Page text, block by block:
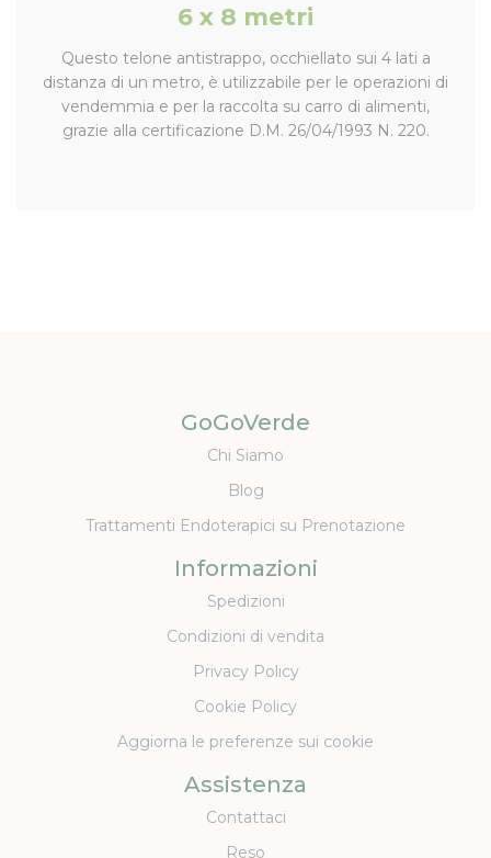
6 x 8 metri
Questo telone antistrappo, occhiellato sui 4 lati a
distanza di un metro, è utilizzabile per le operazioni di
vendemmia e per la raccolta su carro di alimenti,
grazie alla certificazione D.M. 26/04/1993 N. 220.
GoGoVerde
Chi Siamo
Blog
Trattamenti Endoterapici su Prenotazione
Informazioni
Spedizioni
Condizioni di vendita
Privacy Policy
Cookie Policy
Aggiorna le preferenze sui cookie
Assistenza
Contattaci
Reso